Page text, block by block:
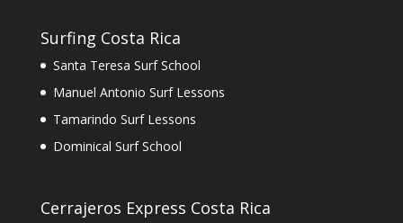
Surfing Costa Rica
Santa Teresa Surf School
Manuel Antonio Surf Lessons
Tamarindo Surf Lessons
Dominical Surf School
Cerrajeros Express Costa Rica